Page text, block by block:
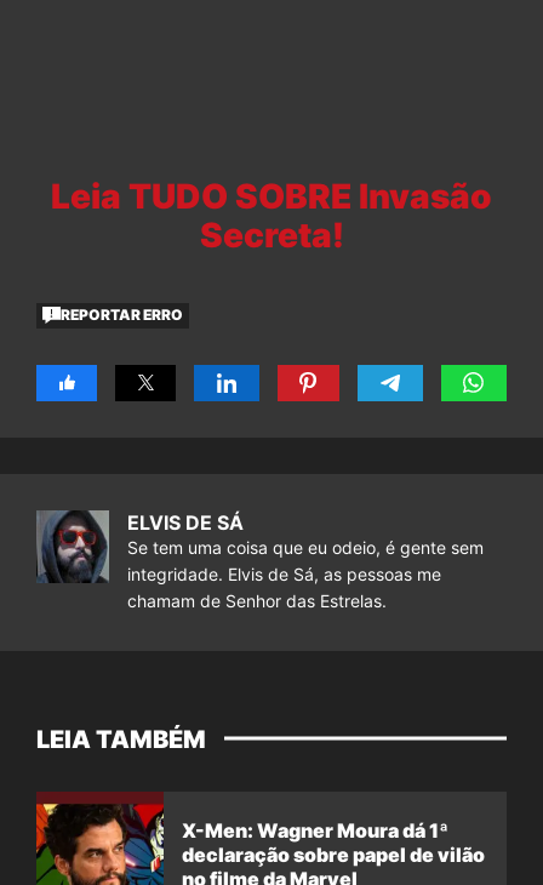
Leia TUDO SOBRE Invasão
Secreta!
REPORTAR ERRO
ELVIS DE SÁ
Se tem uma coisa que eu odeio, é gente sem
integridade. Elvis de Sá, as pessoas me
chamam de Senhor das Estrelas.
LEIA TAMBÉM
X-Men: Wagner Moura dá 1ª
declaração sobre papel de vilão
no filme da Marvel